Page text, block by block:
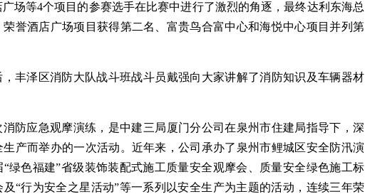
场等4个项目的参赛选手在比赛中进行了激烈的角逐，最终达利东海总
誉酒店广场项目获得第二名、富贵鸟合富中心和海悦中心项目并列第
，丰泽区消防大队战斗班战斗员戴强向大家讲解了消防知识及车辆器材
消防应急观摩演练，是中建三局厦门分公司在泉州市住建局指导下，深
生产而举办的一次活动。近年来，公司承办了泉州市鲤城区安全防汛演
绿色福建”省级装饰装配式施工质量安全观摩会、质量安全绿色施工标
“行为安全之星活动”等一系列以安全生产为主题的活动，连续三年荣